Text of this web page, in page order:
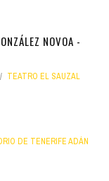
NOVOA -
TEATRO EL SAUZAL
DE TENERIFE ADÁN